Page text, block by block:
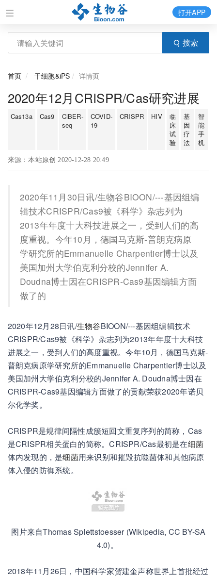
搜索
打开APP
首页 干细胞&iPS 详情页
2020年12月CRISPR/Cas研究进展
Cas13a Cas9
CiBER-
seq
COVID-
19
CRISPR HIV
临
床
试
验
基
因
疗
法
智
能
手
机
来源：本站原创 2020-12-28 20:49
2020年11月30日讯/生物谷BIOON/---基因组编
辑技术CRISPR/Cas9被《科学》杂志列为
2013年年度十大科技进展之一，受到人们的高
度重视。今年10月，德国马克斯-普朗克病原
学研究所的Emmanuelle Charpentier博士以及
美国加州大学伯克利分校的Jennifer A.
Doudna博士因在CRISPR-Cas9基因编辑方面
做了的
2020年12月28日讯/生物谷BIOON/---基因组编辑技术
CRISPR/Cas9被《科学》杂志列为2013年年度十大科技
进展之一，受到人们的高度重视。今年10月，德国马克斯-
普朗克病原学研究所的Emmanuelle Charpentier博士以及
美国加州大学伯克利分校的Jennifer A. Doudna博士因在
CRISPR-Cas9基因编辑方面做了的贡献荣获2020年诺贝
尔化学奖。
CRISPR是规律间隔性成簇短回文重复序列的简称，Cas
是CRISPR相关蛋白的简称。CRISPR/Cas最初是在细菌
体内发现的，是细菌用来识别和摧毁抗噬菌体和其他病原
体入侵的防御系统。
图片来自Thomas Splettstoesser (Wikipedia, CC BY-SA
4.0)。
2018年11月26日，中国科学家贺建奎声称世界上首批经过